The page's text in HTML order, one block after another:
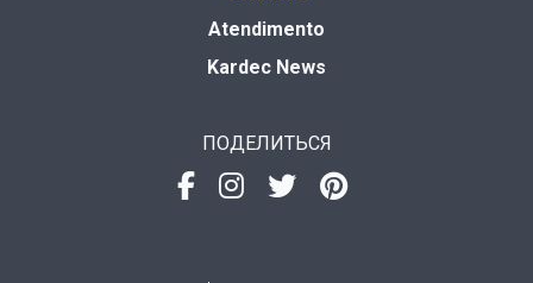
Atendimento
Kardec News
ПОДЕЛИТЬСЯ